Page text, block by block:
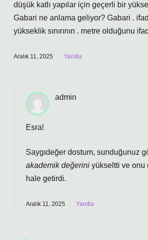
düşük katlı yapılar için geçerli bir
Gabari ne anlama geliyor? Gabari .
yükseklik sınırının . metre olduğunu
Aralık 11, 2025 Yanıtla
admin
Esra!
Saygıdeğer dostum, sunduğunuz
akademik değerini yükseltti ve onu
hale getirdi.
Aralık 11, 2025 Yanıtla